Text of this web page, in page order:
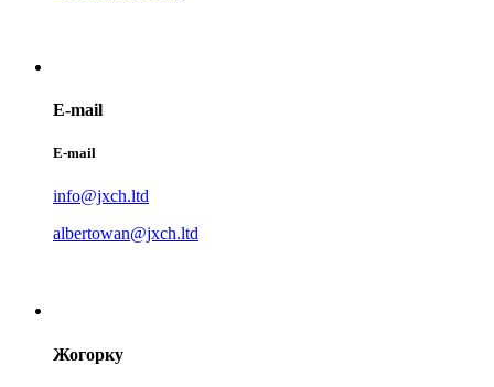
E-mail
E-mail
info@jxch.ltd
albertowan@jxch.ltd
Жогорку